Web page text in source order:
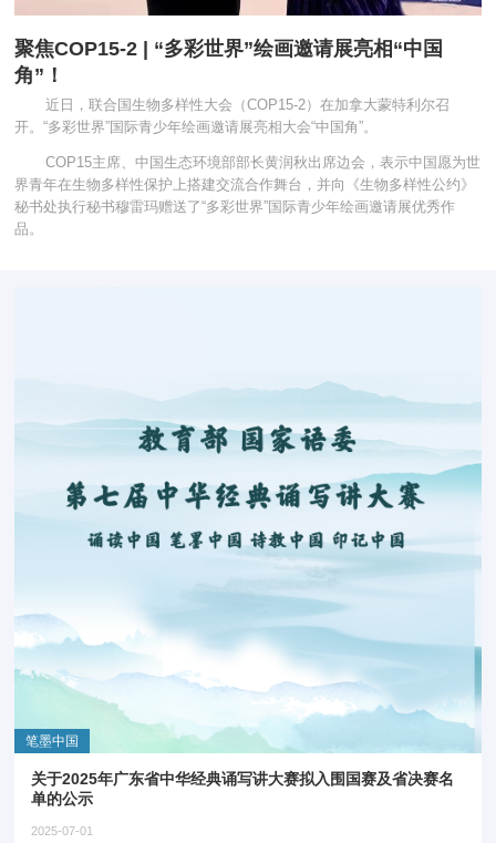
聚焦COP15-2 | “多彩世界”绘画邀请展亮相“中国
角”！
近日，联合国生物多样性大会（COP15-2）在加拿大蒙特利尔召
开。“多彩世界”国际青少年绘画邀请展亮相大会“中国角”。
COP15主席、中国生态环境部部长黄润秋出席边会，表示中国愿为世
界青年在生物多样性保护上搭建交流合作舞台，并向《生物多样性公约》
秘书处执行秘书穆雷玛赠送了“多彩世界”国际青少年绘画邀请展优秀作
品。
笔墨中国
关于2025年广东省中华经典诵写讲大赛拟入围国赛及省决赛名
单的公示
2025-07-01